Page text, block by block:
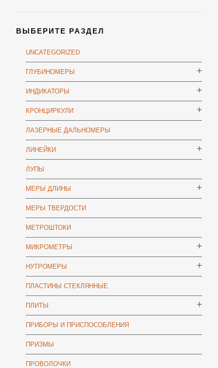
ВЫБЕРИТЕ РАЗДЕЛ
UNCATEGORIZED
ГЛУБИНОМЕРЫ
ИНДИКАТОРЫ
КРОНЦИРКУЛИ
ЛАЗЕРНЫЕ ДАЛЬНОМЕРЫ
ЛИНЕЙКИ
ЛУПЫ
МЕРЫ ДЛИНЫ
МЕРЫ ТВЕРДОСТИ
МЕТРОШТОКИ
МИКРОМЕТРЫ
НУТРОМЕРЫ
ПЛАСТИНЫ СТЕКЛЯННЫЕ
ПЛИТЫ
ПРИБОРЫ И ПРИСПОСОБЛЕНИЯ
ПРИЗМЫ
ПРОВОЛОЧКИ